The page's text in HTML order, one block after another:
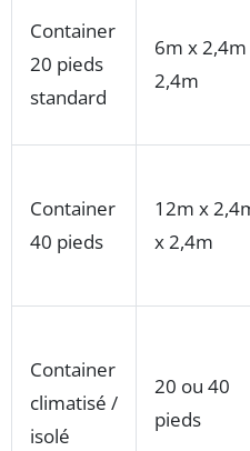
Container
20 pieds
standard
6m x
2,4m
Container
40 pieds
12m x
x 2,4m
Container
climatisé /
isolé
20 ou 40
pieds